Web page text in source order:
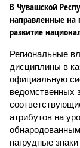
В Чувашской
направленные на
развитие
Региональные
дисциплины в
официальную
ведомственных
атрибутов на
нагрудные